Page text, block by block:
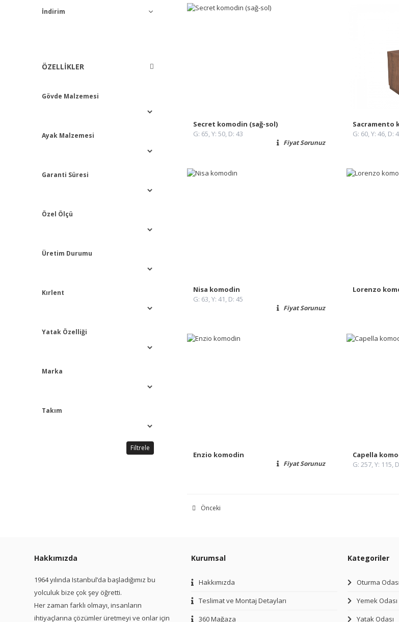
Dresuar
Tüm Kategori
Tüm Kategori
İndirim
ÖZELLIKLER
Gövde Malzemesi
Ayak Malzemesi
Garanti Süresi
Özel Ölçü
Üretim Durumu
Kırlent
Yatak Özelliği
Marka
Takım
Filtrele
Secret komodin (sağ-sol)
G: 65, Y: 50, D: 43
Fiyat Sorunuz
Sacramento
G: 60, Y: 46, D:
Nisa komodin
G: 63, Y: 41, D: 45
Fiyat Sorunuz
Lorenzo
Enzio komodin
Fiyat Sorunuz
Capella
G: 257, Y: 115,
Önceki
Hakkımızda
1964 yılında Istanbul’da başladığımız bu
yolculuk bize çok şey öğretti.
Her zaman farklı olmayı, insanların
ihtiyaçlarına çözümler üretmeyi ve onlar için
Kurumsal
Hakkımızda
Teslimat ve Montaj Detayları
360 Mağaza
Kategoriler
Oturma Odası
Yemek Odası
Yatak Odası